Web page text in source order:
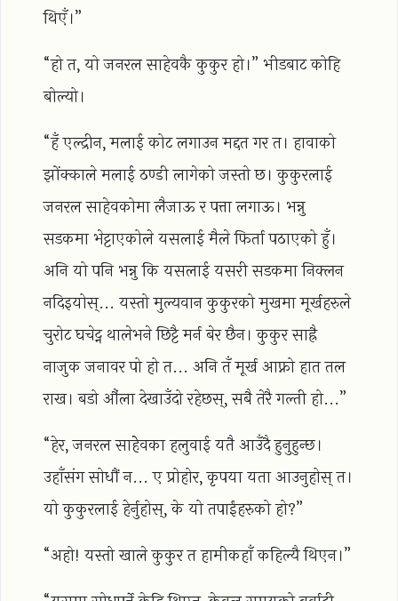
थिएँ।”
“हो त, यो जनरल साहेवकै कुकुर हो।” भीडबाट कोहि
बोल्यो।
“हँ एल्द्रीन, मलाई कोट लगाउन मद्दत गर त। हावाको
झोंक्काले मलाई ठण्डी लागेको जस्तो छ। कुकुरलाई
जनरल साहेवकोमा लैजाऊ र पत्ता लगाऊ। भन्नु
सडकमा भेट्टाएकोले यसलाई मैले फिर्ता पठाएको हुँ।
अनि यो पनि भन्नु कि यसलाई यसरी सडकमा निक्लन
नदिइयोस्... यस्तो मुल्यवान कुकुरको मुखमा मूर्खहरुले
चुरोट घचेट्न थालेभने छिट्टै मर्न बेर छैन। कुकुर साह्रै
नाजुक जनावर पो हो त... अनि तँ मूर्ख आफ्नो हात तल
राख। बडो औंला देखाउँदो रहेछस्, सबै तेरै गल्ती हो...”
“हेर, जनरल साहेेवका हलुवाई यतै आउँदै हुनुहुन्छ।
उहाँसंग सोधौं न... ए प्रोहोर, कृपया यता आउनुहोस् त।
यो कुकुरलाई हेर्नुहोस्, के यो तपाईंहरुको हो?”
“अहो! यस्तो खाले कुकुर त हामीकहाँ कहिल्यै थिएन।”